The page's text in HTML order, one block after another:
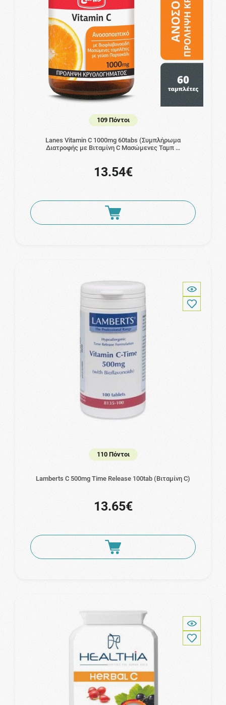
109 Πόντοι
Lanes Vitamin C 1000mg 60tabs (Συμπλήρωμα
Διατροφής με Βιταμίνη C Μασώμενες Ταμπ …
13.54€
110 Πόντοι
Lamberts C 500mg Time Release 100tab (Βιταμίνη C)
13.65€